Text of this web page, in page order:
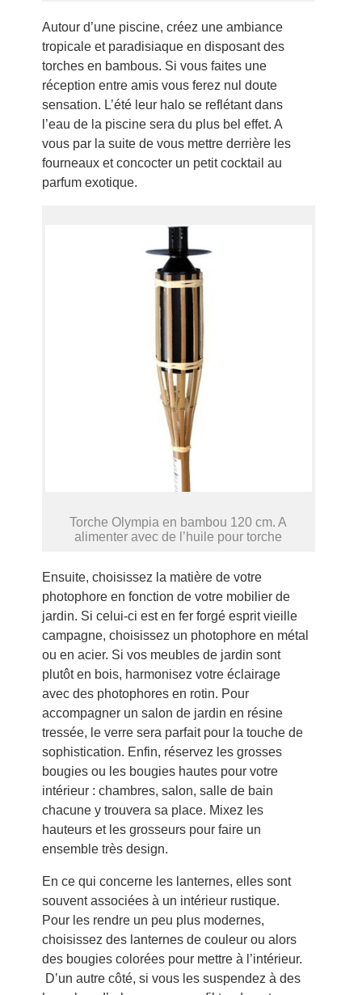
Autour d’une piscine, créez une ambiance
tropicale et paradisiaque en disposant des
torches en bambous. Si vous faites une
réception entre amis vous ferez nul doute
sensation. L’été leur halo se reflétant dans
l’eau de la piscine sera du plus bel effet. A
vous par la suite de vous mettre derrière les
fourneaux et concocter un petit cocktail au
parfum exotique.
Torche Olympia en bambou 120 cm. A
alimenter avec de l’huile pour torche
Ensuite, choisissez la matière de votre
photophore en fonction de votre mobilier de
jardin. Si celui-ci est en fer forgé esprit vieille
campagne, choisissez un photophore en métal
ou en acier. Si vos meubles de jardin sont
plutôt en bois, harmonisez votre éclairage
avec des photophores en rotin. Pour
accompagner un salon de jardin en résine
tressée, le verre sera parfait pour la touche de
sophistication. Enfin, réservez les grosses
bougies ou les bougies hautes pour votre
intérieur : chambres, salon, salle de bain
chacune y trouvera sa place. Mixez les
hauteurs et les grosseurs pour faire un
ensemble très design.
En ce qui concerne les lanternes, elles sont
souvent associées à un intérieur rustique.
Pour les rendre un peu plus modernes,
choisissez des lanternes de couleur ou alors
des bougies colorées pour mettre à l’intérieur.
D’un autre côté, si vous les suspendez à des